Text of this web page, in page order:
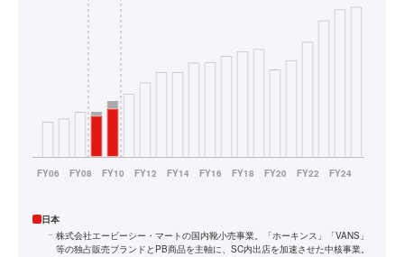
日本
株式会社エービーシー・マートの国内靴小売事業。「ホーキンス」「VANS」
等の独占販売ブランドとPB商品を主軸に、SC内出店を加速させた中核事業。